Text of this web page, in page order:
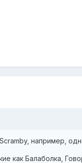
например,
как Балаболка,